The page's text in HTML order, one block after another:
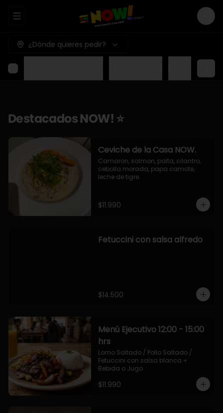
Abrir menu de navegación Login
¿Dónde quieres pedir?
Destacados NOW! ⭐
Ceviche de la Casa NOW.
Camaron, salmon, palta, cilantro,
cebolla morada, papa camote,
leche de tigre.
$11.990
Fetuccini con salsa alfredo
$14.500
Menú Ejecutivo 12:00 - 15:00
hrs
Lomo Saltado / Pollo Saltado /
Fetuccini con salsa blanca +
Bebida o Jugo
$11.990